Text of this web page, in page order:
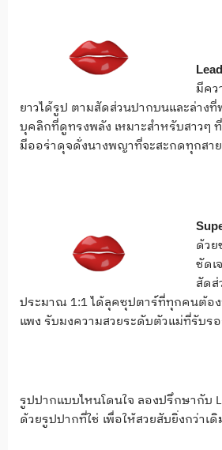
มีคว
ยาวได้รูป ตามสัดส่วนปากบนและล่างที่
บุคลิกที่ดูทรงพลัง เหมาะสำหรับสาวๆ
มีออร่าดุจดั่งนางพญาที่จะสะกดทุกสา
ด้ว
ชัดเ
สัดส่
ประมาณ 1:1 ได้ลุคซุปตาร์ที่ทุกคนต้อ
แพง รับมงความสวยระดับตัวแม่ที่รับรอ
รูปปากแบบไหนโดนใจ ลองปรึกษากับ
ด้วยรูปปากที่ใช่ เพื่อให้สวยสับยิ่งกว่าเดิ